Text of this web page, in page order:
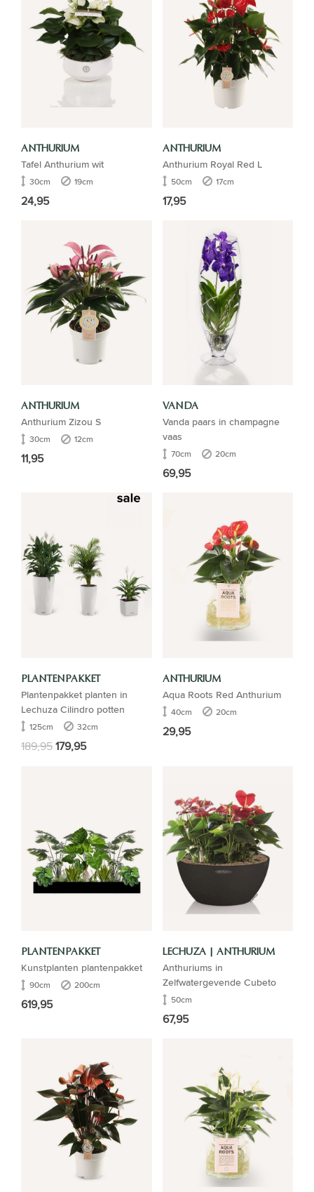
ANTHURIUM
Tafel Anthurium wit
30cm 19cm
24,95
ANTHURIUM
Anthurium Royal Red L
50cm 17cm
17,95
ANTHURIUM
Anthurium Zizou S
30cm 12cm
11,95
VANDA
Vanda paars in champagne
vaas
70cm 20cm
69,95
PLANTENPAKKET
Plantenpakket planten in
Lechuza Cilindro potten
125cm 32cm
189,95179,95
ANTHURIUM
Aqua Roots Red Anthurium
40cm 20cm
29,95
PLANTENPAKKET
Kunstplanten plantenpakket
90cm 200cm
619,95
LECHUZA | ANTHURIUM
Anthuriums in
Zelfwatergevende Cubeto
50cm
67,95